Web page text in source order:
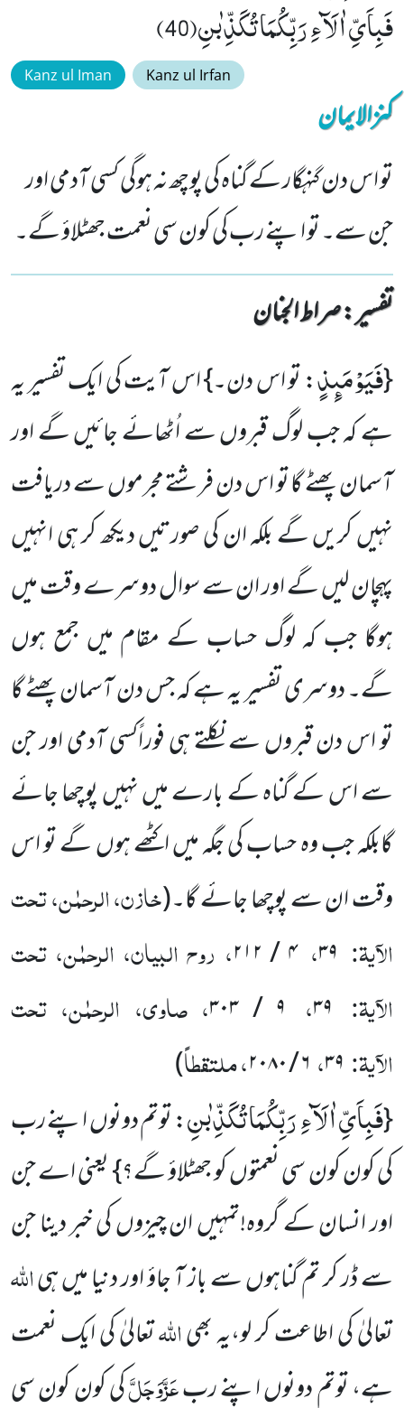
فَبِاَیِّ اٰلَآءِ رَبِّكُمَا تُكَذِّبٰنِ(40)
Kanz ul Iman Kanz ul Irfan
کنزالایمان
تو اس دن گنہگار کے گناہ کی پوچھ نہ ہوگی کسی آدمی اور
جن سے۔ تو اپنے رب کی کون سی نعمت جھٹلاؤ گے۔
تفسیر : ‎صراط الجنان
{فَیَوْمَىٕذٍ: تو اس دن۔} اس آیت کی ایک تفسیر یہ
ہے کہ جب لوگ قبروں سے اُٹھائے جائیں گے اور
آسمان پھٹے گا تو اس دن فرشتے مجرموں سے دریافت
نہیں کریں گے بلکہ ان کی صورتیں دیکھ کر ہی انہیں
پہچان لیں گے اور ان سے سوال دوسرے وقت میں
ہوگا جب کہ لوگ حساب کے مقام میں جمع ہوں
گے۔ دوسری تفسیر یہ ہے کہ جس دن آسمان پھٹے گا
تو اس دن قبروں سے نکلتے ہی فوراًکسی آدمی اور جن
سے اس کے گناہ کے بارے میں نہیں پوچھا جائے
گابلکہ جب وہ حساب کی جگہ میں اکٹھے ہوں گے تو اس
وقت ان سے پوچھا جائے گا۔(خازن، الرحمٰن، تحت
الآیۃ: ۳۹، ۴ / ۲۱۲
، روح البیان، الرحمٰن، تحت
الآیۃ: ۳۹، ۹ / ۳۰۳
، صاوی، الرحمٰن، تحت
الآیۃ: ۳۹، ۶ / ۲۰۸۰ ، ملتقطاً)
{فَبِاَیِّ اٰلَآءِ رَبِّكُمَا تُكَذِّبٰنِ: توتم دونوں اپنے رب
کی کون کون سی نعمتوں کو جھٹلاؤ گے؟} یعنی اے جن
اور انسان کے گروہ!تمہیں ان چیزوں کی خبر دینا جن
سے ڈر کر تم گناہوں سے باز آ جاؤ اور دنیا میں ہیاللہ
تعالیٰ کی اطاعت کر لو،یہ بھیاللہتعالیٰ کی ایک نعمت
ہے، توتم دونوں اپنے ربعَزَّوَجَلَّکی کون کون سی